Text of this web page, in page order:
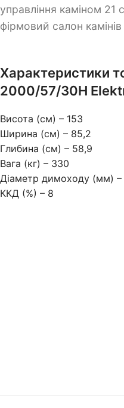
управління каміном 21
фірмовий салон
Характеристики
2000/57/30H
Висота (см) – 153
Ширина (см) – 85,2
Глибина (см) – 58,9
Вага (кг) – 330
Діаметр димоходу (мм) –
ККД (%) – 8